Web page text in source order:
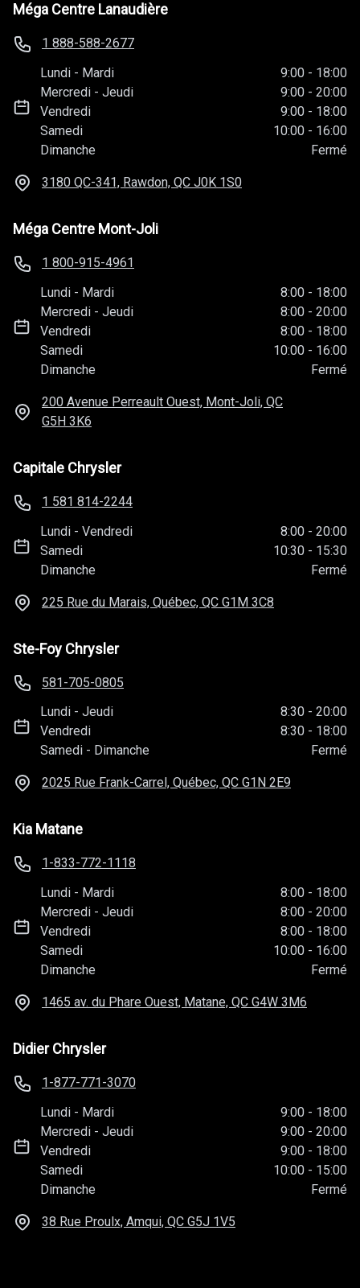
Méga Centre Lanaudière
1 888-588-2677
Lundi - Mardi 9:00 - 18:00
Mercredi -Jeudi 9:00 - 20:00
Vendredi
9:00 - 18:00
Samedi
10:00 - 16:00
Dimanche
Fermé
3180 QC-341, Rawdon, QC J0K 1S0
Méga Centre Mont-Joli
1 800-915-4961
Lundi - Mardi 8:00 - 18:00
Mercredi -Jeudi 8:00 - 20:00
Vendredi
8:00 - 18:00
Samedi
10:00 - 16:00
Dimanche
Fermé
200 Avenue Perreault Ouest, Mont-Joli, QC
G5H 3K6
Capitale Chrysler
1 581 814-2244
Lundi -Vendredi 8:00 - 20:00
Samedi
10:30 - 15:30
Dimanche
Fermé
225 Rue du Marais, Québec, QC G1M 3C8
Ste-Foy Chrysler
581-705-0805
Lundi -Jeudi 8:30 - 20:00
Vendredi
8:30 - 18:00
Samedi - Dimanche Fermé
2025 Rue Frank-Carrel, Québec, QC G1N 2E9
Kia Matane
1-833-772-1118
Lundi - Mardi 8:00 - 18:00
Mercredi -Jeudi 8:00 - 20:00
Vendredi
8:00 - 18:00
Samedi
10:00 - 16:00
Dimanche
Fermé
1465 av. du Phare Ouest, Matane, QC G4W 3M6
Didier Chrysler
1-877-771-3070
Lundi - Mardi 9:00 - 18:00
Mercredi -Jeudi 9:00 - 20:00
Vendredi
9:00 - 18:00
Samedi
10:00 - 15:00
Dimanche
Fermé
38 Rue Proulx, Amqui, QC G5J 1V5